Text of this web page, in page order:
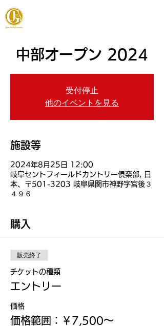
中部オープン 2024
受付停止
他のイベントを見る
施設等
2024年8月25日 12:00
岐阜セントフィールドカントリー倶楽部, 日
本、〒501-3203 岐阜県関市神野字宮後３
４９６
購入
販売終了
チケットの種類
エントリー
価格
価格範囲：￥7,500〜